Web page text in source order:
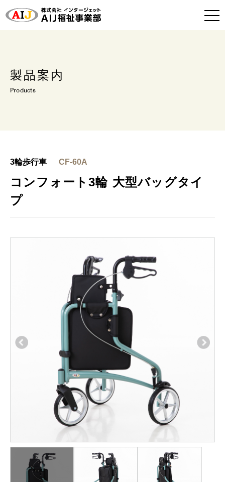
製品案内
Products
3輪歩行車 CF-60A
コンフォート3輪 大型バッグタイ
プ
Previous Next